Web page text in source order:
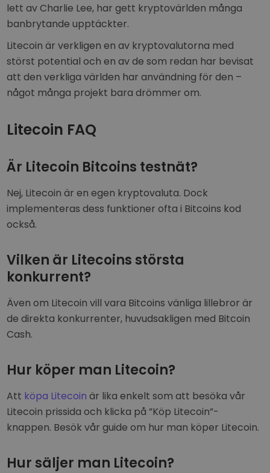
lett av Charlie Lee, har gett kryptovärlden många
banbrytande upptäckter.
Litecoin är verkligen en av kryptovalutorna med
störst potential och en av de som redan har bevisat
att den verkliga världen har användning för den –
något många projekt bara drömmer om.
Litecoin FAQ
Är Litecoin Bitcoins testnät?
Nej, Litecoin är en egen kryptovaluta. Dock
implementeras dess funktioner ofta i Bitcoins kod
också.
Vilken är Litecoins största
konkurrent?
Även om Litecoin vill vara Bitcoins vänliga lillebror är
de direkta konkurrenter, huvudsakligen med Bitcoin
Cash.
Hur köper man Litecoin?
Att köpa Litecoin är lika enkelt som att besöka vår
Litecoin prissida och klicka på ”Köp Litecoin”-
knappen. Besök vår guide om hur man köper Litecoin.
Hur säljer man Litecoin?